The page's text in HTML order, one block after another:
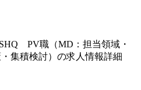
PV職（MD：担当領域・
集積検討）の求人情報詳細